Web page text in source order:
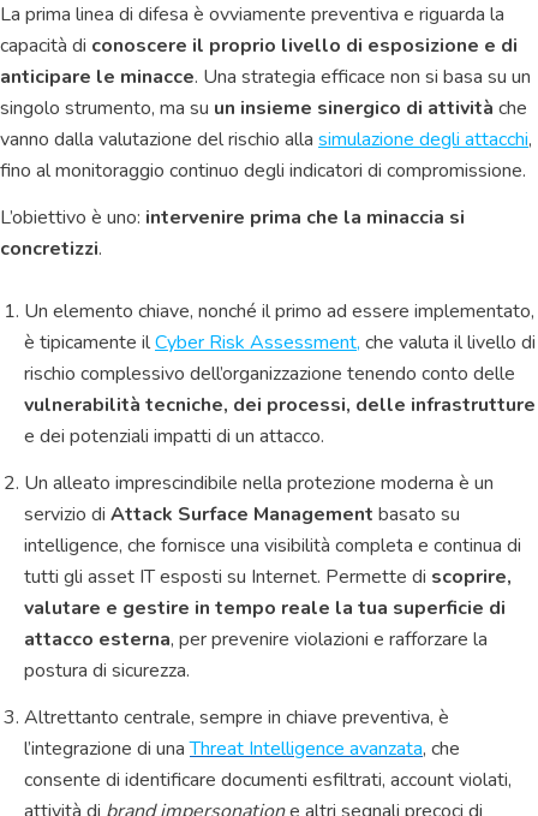
La prima linea di difesa è ovviamente preventiva e riguarda la
capacità di conoscere il proprio livello di esposizione e di
anticipare le minacce. Una strategia efficace non si basa su un
singolo strumento, ma su un insieme sinergico di attività che
vanno dalla valutazione del rischio alla simulazione degli attacchi,
fino al monitoraggio continuo degli indicatori di compromissione.
L’obiettivo è uno: intervenire prima che la minaccia si
concretizzi.
Un elemento chiave, nonché il primo ad essere implementato,
è tipicamente ilCyber Risk Assessment, che valuta il livello di
rischio complessivo dell’organizzazione tenendo conto delle
vulnerabilità tecniche, dei processi, delle infrastrutture
e dei potenziali impatti di un attacco.
Un alleato imprescindibile nella protezione moderna è un
servizio di Attack Surface Management basato su
intelligence, che fornisce una visibilità completa e continua di
tutti gli asset IT esposti su Internet. Permette di scoprire,
valutare e gestire in tempo reale la tua superficie di
attacco esterna, per prevenire violazioni e rafforzare la
postura di sicurezza.
Altrettanto centrale, sempre in chiave preventiva, è
l’integrazione di una Threat Intelligence avanzata, che
consente di identificare documenti esfiltrati, account violati,